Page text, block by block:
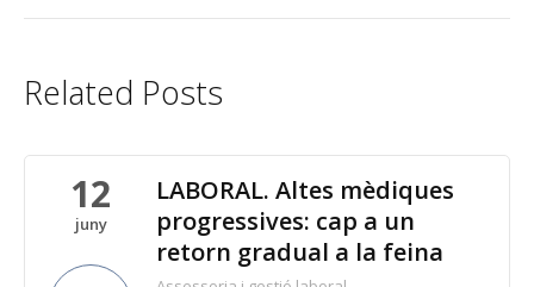
Related Posts
12
juny
LABORAL. Altes mèdiques
progressives: cap a un
retorn gradual a la feina